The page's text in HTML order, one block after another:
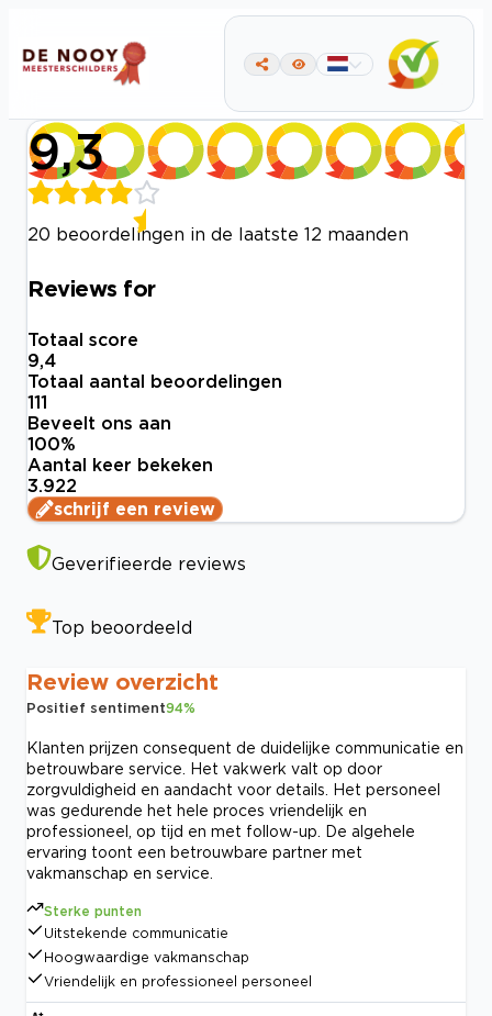
9,3
20 beoordelingen in de laatste 12 maanden
Reviews for
Totaal score
9,4
Totaal aantal beoordelingen
111
Beveelt ons aan
100%
Aantal keer bekeken
3.922
schrijf een review
Geverifieerde reviews
Top beoordeeld
Review overzicht
Positief sentiment94%
Klanten prijzen consequent de duidelijke communicatie en
betrouwbare service. Het vakwerk valt op door
zorgvuldigheid en aandacht voor details. Het personeel
was gedurende het hele proces vriendelijk en
professioneel, op tijd en met follow-up. De algehele
ervaring toont een betrouwbare partner met
vakmanschap en service.
Sterke punten
Uitstekende communicatie
Hoogwaardige vakmanschap
Vriendelijk en professioneel personeel